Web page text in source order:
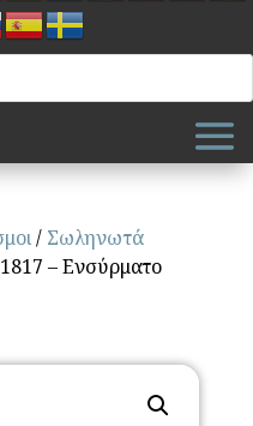
/ Σωληνωτά
– Ενσύρματο